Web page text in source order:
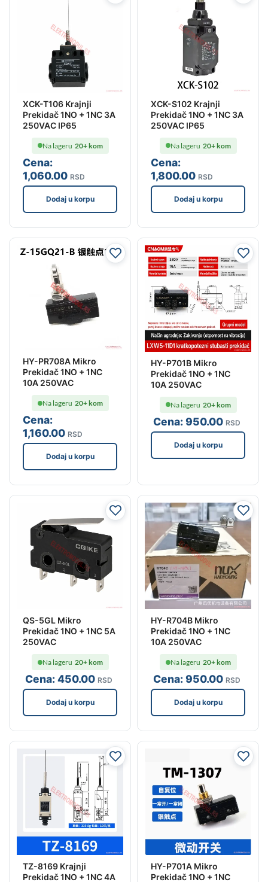
XCK-T106 Krajnji
Prekidač 1NO + 1NC 3A
250VAC IP65
Cena:
1,060.00 RSD
Na lageru 20+ kom
Dodaj u korpu
XCK-S102 Krajnji
Prekidač 1NO + 1NC 3A
250VAC IP65
Cena:
1,800.00 RSD
Na lageru 20+ kom
Dodaj u korpu
HY-PR708A Mikro
Prekidač 1NO + 1NC
10A 250VAC
Cena:
1,160.00 RSD
Na lageru 20+ kom
Dodaj u korpu
HY-P701B Mikro
Prekidač 1NO + 1NC
10A 250VAC
Cena:950.00 RSD
Na lageru 20+ kom
Dodaj u korpu
QS-5GL Mikro
Prekidač 1NO + 1NC 5A
250VAC
Cena:450.00 RSD
Na lageru 20+ kom
Dodaj u korpu
HY-R704B Mikro
Prekidač 1NO + 1NC
10A 250VAC
Cena:950.00 RSD
Na lageru 20+ kom
Dodaj u korpu
TZ-8169 Krajnji
Prekidač 1NO + 1NC 4A
HY-P701A Mikro
Prekidač 1NO + 1NC